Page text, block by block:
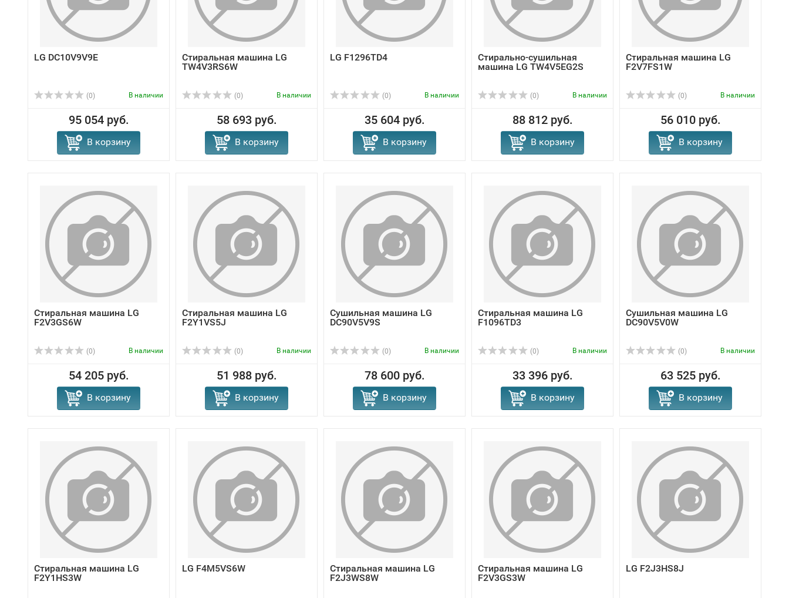
LG DC10V9V9E
(0) В наличии
95 054 руб.
В корзину
Стиральная машина LG
TW4V3RS6W
(0) В наличии
58 693 руб.
В корзину
LG F1296TD4
(0) В наличии
35 604 руб.
В корзину
Стирально-сушильная
машина LG TW4V5EG2S
(0) В наличии
88 812 руб.
В корзину
Стиральная машина LG
F2V7FS1W
(0) В наличии
56 010 руб.
В корзину
Стиральная машина LG
F2V3GS6W
(0) В наличии
54 205 руб.
В корзину
Стиральная машина LG
F2Y1VS5J
(0) В наличии
51 988 руб.
В корзину
Сушильная машина LG
DC90V5V9S
(0) В наличии
78 600 руб.
В корзину
Стиральная машина LG
F1096TD3
(0) В наличии
33 396 руб.
В корзину
Сушильная машина LG
DC90V5V0W
(0) В наличии
63 525 руб.
В корзину
Стиральная машина LG
F2Y1HS3W
LG F4M5VS6W
Стиральная машина LG
F2J3WS8W
Стиральная машина LG
F2V3GS3W
LG F2J3HS8J